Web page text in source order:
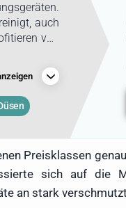
auch
von
Der
beim Kauf
Preisklassen
sich auf die
an stark